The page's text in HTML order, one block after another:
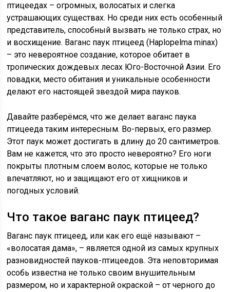
птицеедах – огромных, волосатых и слегка
устрашающих существах. Но среди них есть особенный
представитель, способный вызвать не только страх, но
и восхищение. Ваганс паук птицеед (Haplopelma minax)
– это невероятное создание, которое обитает в
тропических дождевых лесах Юго-Восточной Азии. Его
повадки, место обитания и уникальные особенности
делают его настоящей звездой мира пауков.
Давайте разберёмся, что же делает ваганс паука
птицееда таким интересным. Во-первых, его размер.
Этот паук может достигать в длину до 20 сантиметров.
Вам не кажется, что это просто невероятно? Его ноги
покрыты плотным слоем волос, которые не только
впечатляют, но и защищают его от хищников и
погодных условий.
Что такое ваганс паук птицеед?
Ваганс паук птицеед, или как его ещё называют –
«волосатая дама», – является одной из самых крупных
разновидностей пауков-птицеедов. Эта неповторимая
особь известна не только своим внушительным
размером, но и характерной окраской – от черного до